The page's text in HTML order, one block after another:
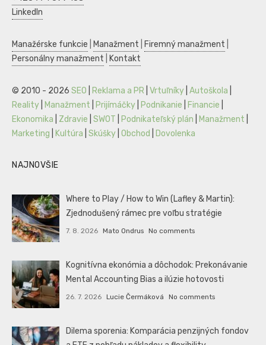
LinkedIn
Manažérske funkcie Manažment Firemný manažment
Personálny manažment
Kontakt
© 2010 - 2026 SEO Reklama a PR Vrtuľníky Autoškola
Reality
Manažment Prijímáčky Podnikanie Financie
Ekonomika
Zdravie SWOT Podnikateľský plán Manažment
Marketing
Kultúra Skúšky Obchod Dovolenka
NAJNOVŠIE
Where to Play / How to Win (Lafley & Martin):
Zjednodušený rámec pre voľbu stratégie
7. 8. 2026 Mato Ondrus No comments
Kognitívna ekonómia a dôchodok: Prekonávanie
Mental Accounting Bias a ilúzie hotovosti
26. 7. 2026 Lucie Čermáková No comments
Dilema sporenia: Komparácia penzijných fondov